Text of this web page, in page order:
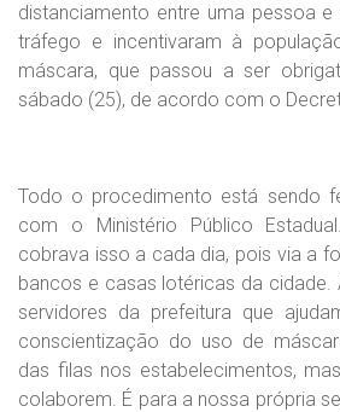
distanciamento entre uma pessoa
tráfego e incentivaram à
máscara, que passou a ser
sábado (25), de acordo com o
Todo o procedimento está sendo
com o Ministério Público
cobrava isso a cada dia, pois via a
bancos e casas lotéricas da
servidores da prefeitura que
conscientização do uso de
das filas nos estabelecimentos,
colaborem. É para a nossa própria